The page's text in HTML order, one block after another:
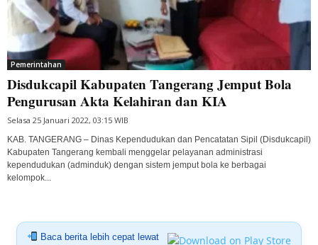
Pemerintahan
Disdukcapil Kabupaten Tangerang Jemput Bola
Pengurusan Akta Kelahiran dan KIA
Selasa 25 Januari 2022, 03:15 WIB
KAB. TANGERANG – Dinas Kependudukan dan Pencatatan Sipil (Disdukcapil)
Kabupaten Tangerang kembali menggelar pelayanan administrasi
kependudukan (adminduk) dengan sistem jemput bola ke berbagai
kelompok...
Baca berita lebih cepat lewat